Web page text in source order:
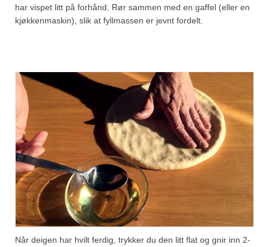
har vispet litt på forhånd. Rør sammen med en gaffel (eller en
kjøkkenmaskin), slik at fyllmassen er jevnt fordelt.
Når deigen har hvilt ferdig, trykker du den litt flat og gnir inn 2-